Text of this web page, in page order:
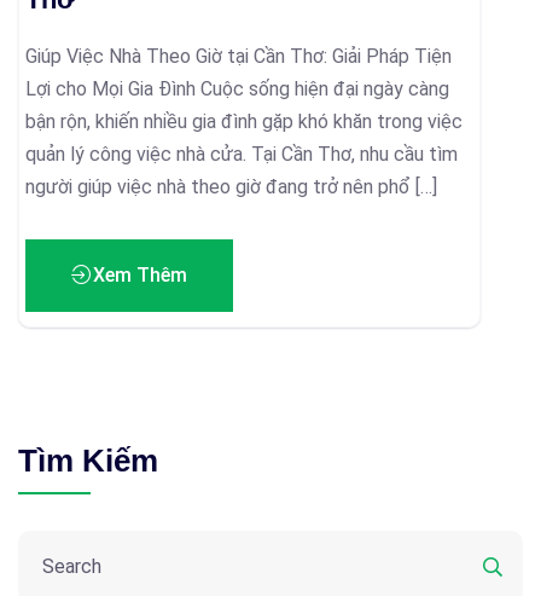
Giúp Việc Nhà Theo Giờ tại Cần Thơ: Giải Pháp Tiện
Lợi cho Mọi Gia Đình Cuộc sống hiện đại ngày càng
bận rộn, khiến nhiều gia đình gặp khó khăn trong việc
quản lý công việc nhà cửa. Tại Cần Thơ, nhu cầu tìm
người giúp việc nhà theo giờ đang trở nên phổ […]
Xem Thêm
Tìm Kiếm